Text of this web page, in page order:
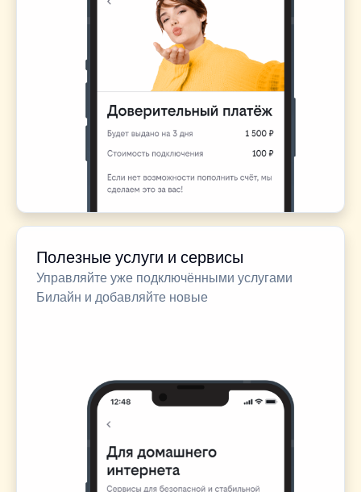
Полезные услуги и сервисы
Управляйте уже подключёнными услугами
Билайн и добавляйте новые